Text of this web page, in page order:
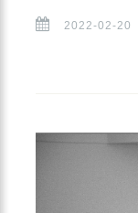
2022-02-20